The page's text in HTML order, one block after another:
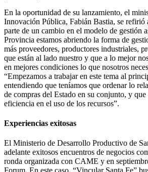
En la oportunidad de su lanzamiento, el
Innovación Pública, Fabián Bastia, se refirió
parte de un cambio en el modelo de gestión
Provincia estamos abriendo la forma de
más proveedores, productores industriales,
que están al lado nuestro y que a lo mejor
en mejores condiciones lo que nosotros
“Empezamos a trabajar en este tema al
entendiendo que teníamos que ordenar lo
de compras del Estado en su conjunto, y
eficiencia en el uso de los recursos”.
Experiencias exitosas
El Ministerio de Desarrollo Productivo de
adelante exitosos encuentros de negocios
ronda organizada con CAME y en